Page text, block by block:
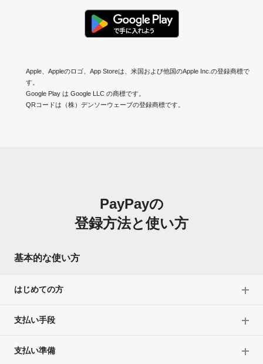
Apple、Appleのロゴ、App Storeは、米国および他国のApple Inc.の登録商標で
す。
Google Play は Google LLC の商標です。
QRコードは（株）デンソーウェーブの登録商標です。
PayPayの
登録方法と使い方
基本的な使い方
はじめての方
支払い手段
支払い準備